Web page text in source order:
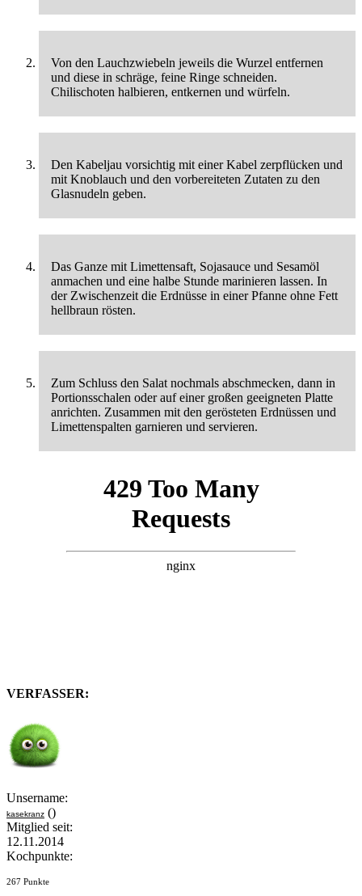
Von den Lauchzwiebeln jeweils die Wurzel entfernen
und diese in schräge, feine Ringe schneiden.
Chilischoten halbieren, entkernen und würfeln.
Den Kabeljau vorsichtig mit einer Kabel zerpflücken und
mit Knoblauch und den vorbereiteten Zutaten zu den
Glasnudeln geben.
Das Ganze mit Limettensaft, Sojasauce und Sesamöl
anmachen und eine halbe Stunde marinieren lassen. In
der Zwischenzeit die Erdnüsse in einer Pfanne ohne Fett
hellbraun rösten.
Zum Schluss den Salat nochmals abschmecken, dann in
Portionsschalen oder auf einer großen geeigneten Platte
anrichten. Zusammen mit den gerösteten Erdnüssen und
Limettenspalten garnieren und servieren.
VERFASSER:
Unsername:
kasekranz ()
Mitglied seit:
12.11.2014
Kochpunkte:
267 Punkte